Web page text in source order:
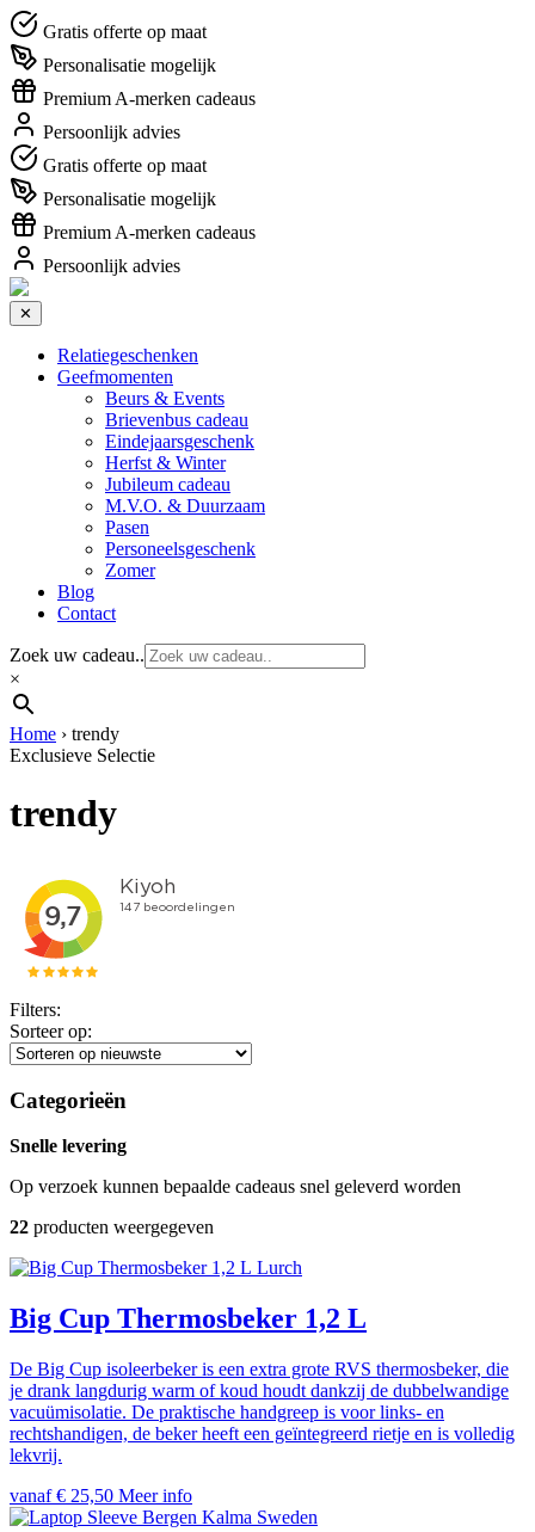
Gratis offerte op maat
Personalisatie mogelijk
Premium A-merken cadeaus
Persoonlijk advies
Gratis offerte op maat
Personalisatie mogelijk
Premium A-merken cadeaus
Persoonlijk advies
✕
Relatiegeschenken
Geefmomenten
Beurs & Events
Brievenbus cadeau
Eindejaarsgeschenk
Herfst & Winter
Jubileum cadeau
M.V.O. & Duurzaam
Pasen
Personeelsgeschenk
Zomer
Blog
Contact
Zoek uw cadeau..
×
Home › trendy
Exclusieve Selectie
trendy
Filters:
Sorteer op:
Categorieën
Snelle levering
Op verzoek kunnen bepaalde cadeaus snel geleverd worden
22 producten weergegeven
Lurch
Big Cup Thermosbeker 1,2 L
De Big Cup isoleerbeker is een extra grote RVS thermosbeker, die
je drank langdurig warm of koud houdt dankzij de dubbelwandige
vacuümisolatie. De praktische handgreep is voor links- en
rechtshandigen, de beker heeft een geïntegreerd rietje en is volledig
lekvrij.
vanaf € 25,50 Meer info
Kalma Sweden